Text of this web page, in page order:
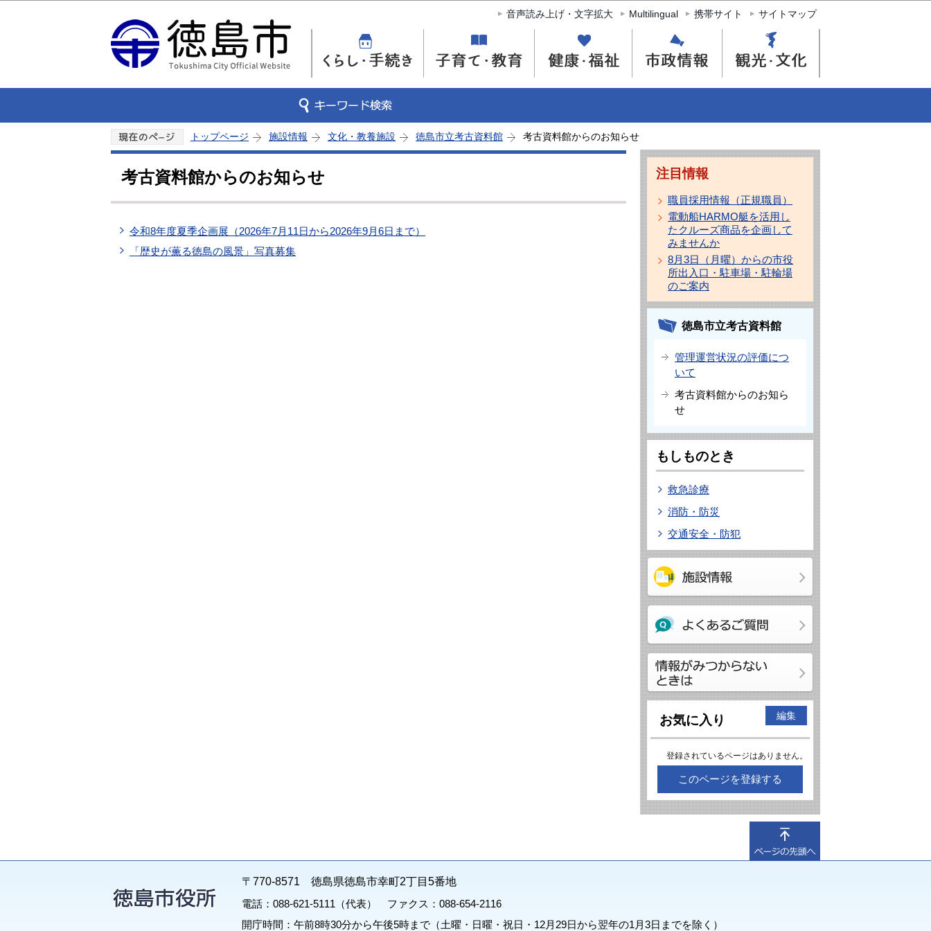
このページの本文へ移動
音声読み上げ・文字拡大 Multilingual 携帯サイト サイトマップ
トップページ 施設情報 文化・教養施設 徳島市立考古資料館 考古資料館からのお知らせ
考古資料館からのお知らせ
令和8年度夏季企画展（2026年7月11日から2026年9月6日まで）
「歴史が薫る徳島の風景」写真募集
注目情報
職員採用情報（正規職員）
電動船HARMO艇を活用し
たクルーズ商品を企画して
みませんか
8月3日（月曜）からの市役
所出入口・駐車場・駐輪場
のご案内
徳島市立考古資料館
管理運営状況の評価につ
いて
考古資料館からのお知ら
せ
もしものとき
救急診療
消防・防災
交通安全・防犯
お気に入り 編集
登録されているページはありません。
このページを登録する
〒770-8571 徳島県徳島市幸町2丁目5番地
電話：088-621-5111（代表） ファクス：088-654-2116
開庁時間：午前8時30分から午後5時まで（土曜・日曜・祝日・12月29日から翌年の1月3日までを除く）